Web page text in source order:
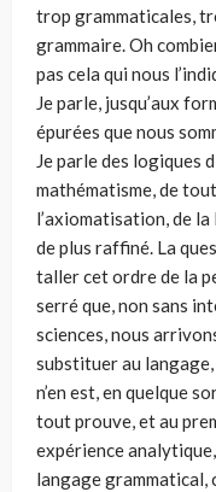
trop grammaticales,
grammaire. Oh
pas cela qui nous
Je parle, jusqu’aux
épurées que nous
Je parle des logiques
mathématis­me, de
l’axiomatisation, de
de plus raffiné. La
taller cet ordre de la
serré que, non sans
sciences, nous
substituer au
n’en est, en quelque
tout prouve, et au
expérience
langage grammatical,